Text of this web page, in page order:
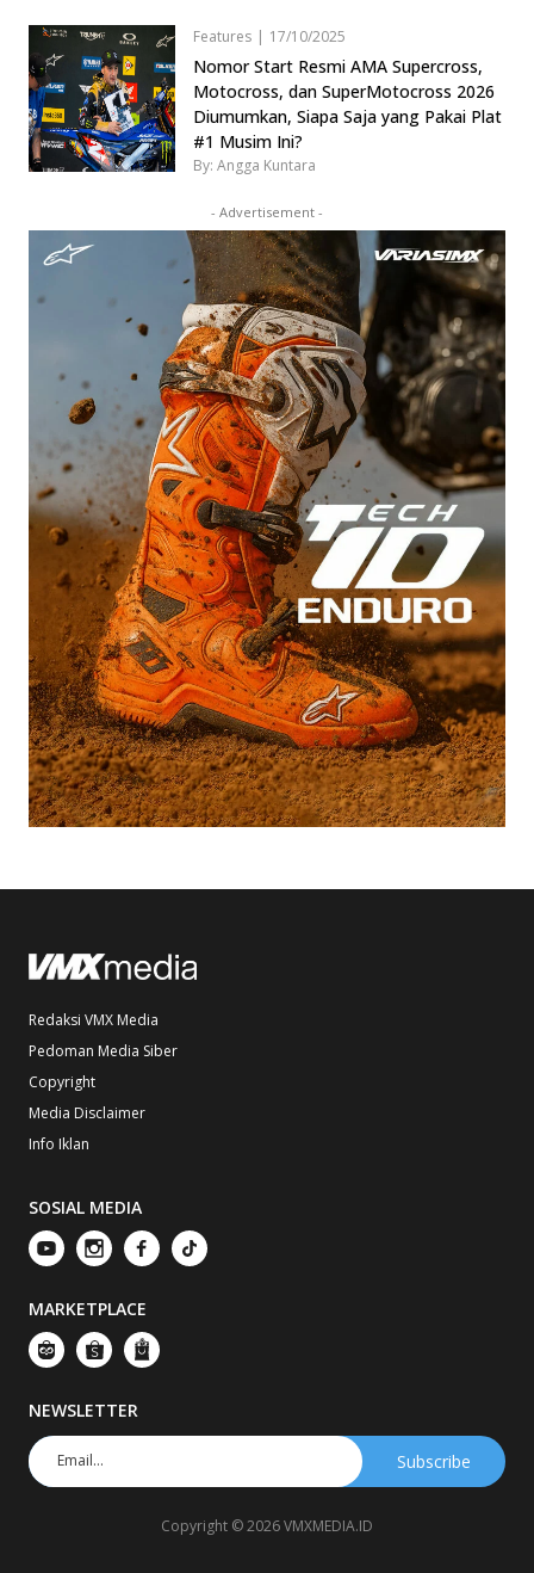
Features | 17/10/2025
Nomor Start Resmi AMA Supercross,
Motocross, dan SuperMotocross 2026
Diumumkan, Siapa Saja yang Pakai Plat
#1 Musim Ini?
By: Angga Kuntara
- Advertisement -
Redaksi VMX Media
Pedoman Media Siber
Copyright
Media Disclaimer
Info Iklan
SOSIAL MEDIA
MARKETPLACE
NEWSLETTER
Copyright © 2026 VMXMEDIA.ID